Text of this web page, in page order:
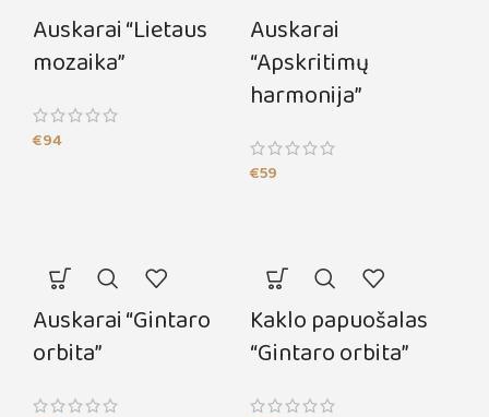
Auskarai “Lietaus
mozaika”
€94
Auskarai
“Apskritimų
harmonija”
€59
Auskarai “Gintaro
orbita”
Kaklo papuošalas
“Gintaro orbita”